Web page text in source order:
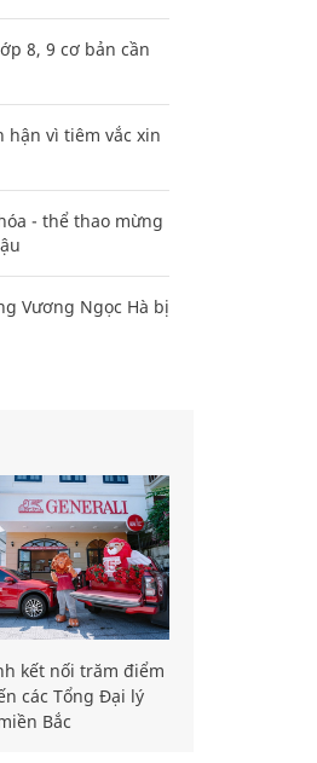
8, 9 cơ bản cần
hận vì tiêm vắc xin
- thể thao mừng
Vương Ngọc Hà bị
kết nối trăm điểm
các Tổng Đại lý
Bắc